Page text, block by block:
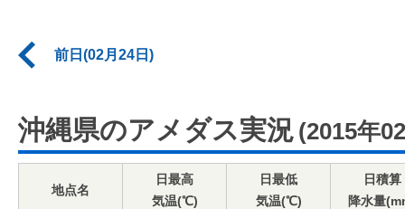
前日(02月24日)
沖縄県のアメダス実況 (2015年
地点名
日最高
気温(℃)
日最低
気温(℃)
日積算
降水量